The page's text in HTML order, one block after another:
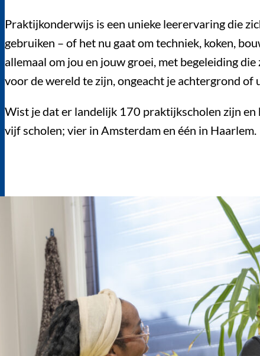
Praktijkonderwijs is een unieke leerervaring die
gebruiken – of het nu gaat om techniek, koken,
allemaal om jou en jouw groei, met begeleiding
voor de wereld te zijn, ongeacht je achtergrond of
Wist je dat er landelijk 170 praktijkscholen zijn
vijf scholen; vier in Amsterdam en één in Haarlem.